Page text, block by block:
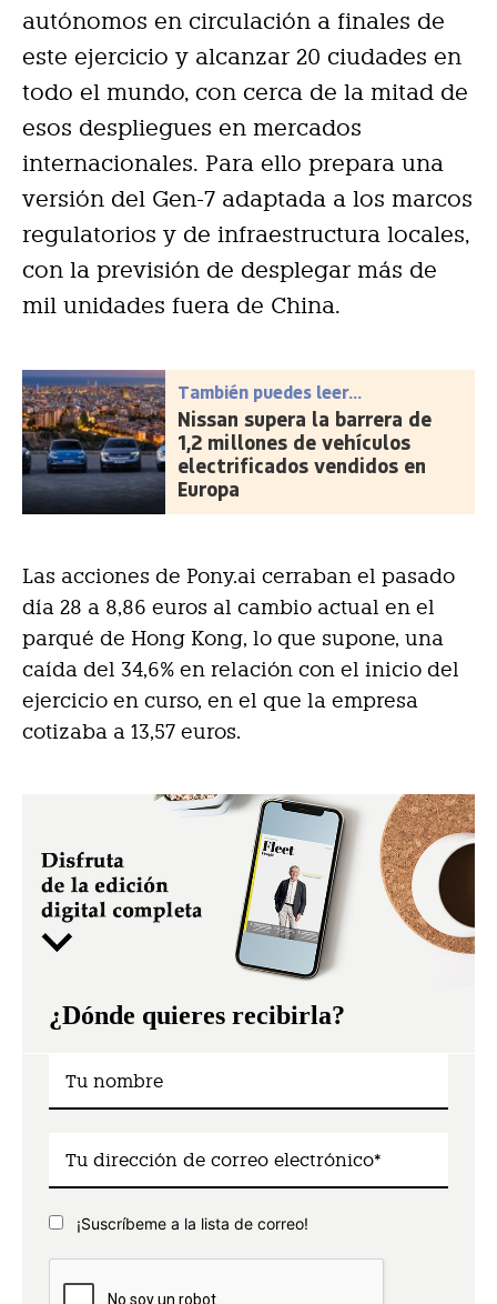
autónomos en circulación a finales de
este ejercicio y alcanzar 20 ciudades en
todo el mundo, con cerca de la mitad de
esos despliegues en mercados
internacionales. Para ello prepara una
versión del Gen-7 adaptada a los marcos
regulatorios y de infraestructura locales,
con la previsión de desplegar más de
mil unidades fuera de China.
También puedes leer...
Nissan supera la barrera de
1,2 millones de vehículos
electrificados vendidos en
Europa
Las acciones de Pony.ai cerraban el pasado
día 28 a 8,86 euros al cambio actual en el
parqué de Hong Kong, lo que supone, una
caída del 34,6% en relación con el inicio del
ejercicio en curso, en el que la empresa
cotizaba a 13,57 euros.
¿Dónde quieres recibirla?
¡Suscríbeme a la lista de correo!